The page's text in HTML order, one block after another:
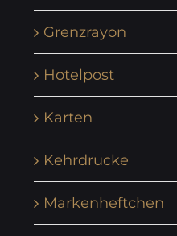
Grenzrayon
Hotelpost
Karten
Kehrdrucke
Markenheftchen